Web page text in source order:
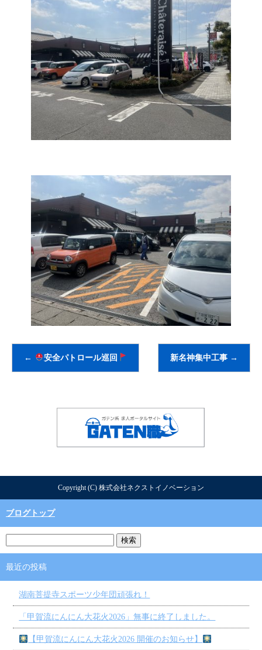
← 安全パトロール巡回 新名神集中工事 →
Copyright (C) 株式会社ネクストイノベーション
ブログトップ
最近の投稿
湖南菩提寺スポーツ少年団頑張れ！
「甲賀流にんにん大花火2026」無事に終了しました。
【甲賀流にんにん大花火2026 開催のお知らせ】